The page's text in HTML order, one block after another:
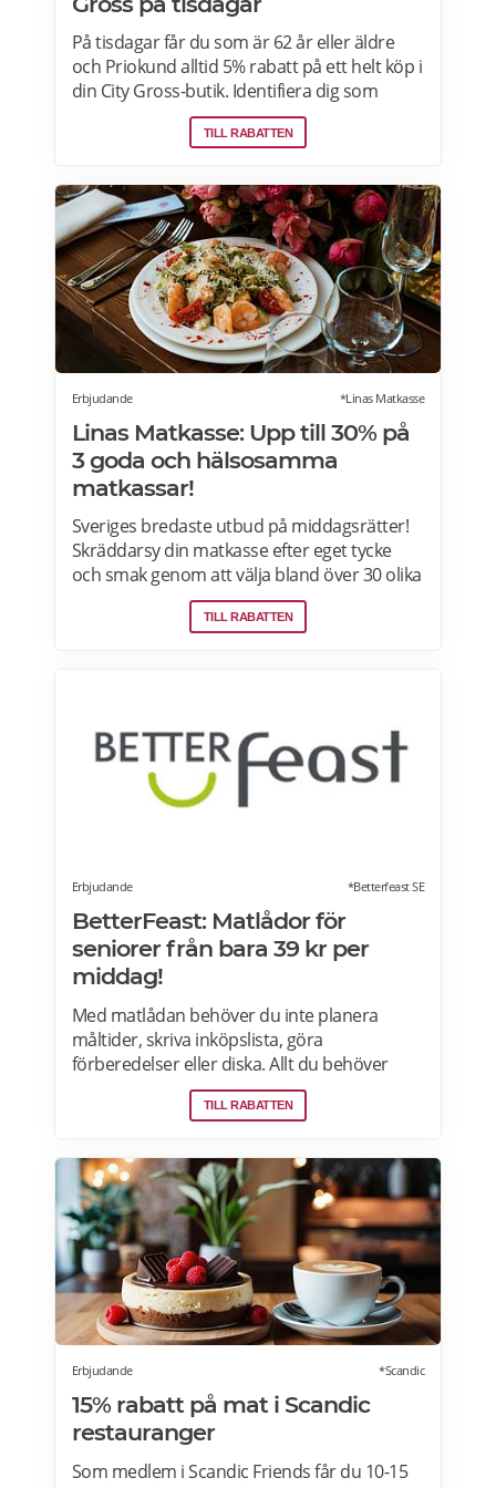
På tisdagar får du som är 62 år eller äldre
och Priokund alltid 5% rabatt på ett helt köp i
din City Gross-butik. Identifiera dig som
Priokund och säg bara till i kassan i butiken
så löser vi in rabatten. Gäller ej citygross.se,
nikotinprodukter, läkemedel,
välgörenhetsprodukter,
modersmjölksersättning, presentkort och
pant. Läs mer om pensionärsrabatter på City
Gross här.
TILL RABATTEN
Erbjudande *Linas Matkasse
Linas Matkasse: Upp till 30% på
3 goda och hälsosamma
matkassar!
Sveriges bredaste utbud på middagsrätter!
Skräddarsy din matkasse efter eget tycke
och smak genom att välja bland över 30 olika
rätter – varje vecka! Din matkasse levereras
direkt till din dörr. Du kan skräddarsy din
TILL RABATTEN
Erbjudande *Betterfeast SE
BetterFeast: Matlådor för
seniorer från bara 39 kr per
middag!
Med matlådan behöver du inte planera
måltider, skriva inköpslista, göra
förberedelser eller diska. Allt du behöver
göra är att värma maten och så är det
färdigt för servering! Betterfeast handlar,
matlådor är tillagade med omsorg av
professionella kockar. Våra favoriträtter är
Vikingagryta, Pasta med kyckling och Tarte
flambée med crème fraiche, bacon och lök.
Läs mer om rabatter på din första matlåda
hos Betterfeast här.
TILL RABATTEN
Erbjudande *Scandic
15% rabatt på mat i Scandic
restauranger
Som medlem i Scandic Friends får du 10-15